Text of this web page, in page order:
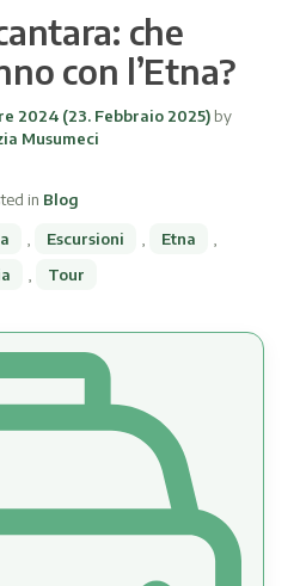
che
con l’Etna?
2024 (23. Febbraio 2025) by
Musumeci
in Blog
Escursioni Etna
Tour